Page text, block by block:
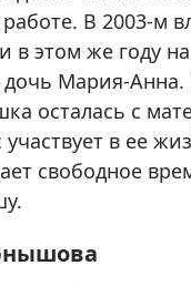
В 2003-м
в этом же году на
дочь Мария-Анна.
осталась с
в ее
свободное